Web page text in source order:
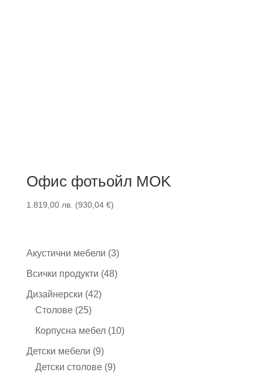
Офис фотьойл MOK
1.819,00 лв. (930,04 €)
Акустични мебели 33
продукта
Всички продукти 4848
Дизайнерски 4242
Столове 2525
продукта
Корпусна мебел 1010
Детски мебели 99
продукта
Детски столове 99